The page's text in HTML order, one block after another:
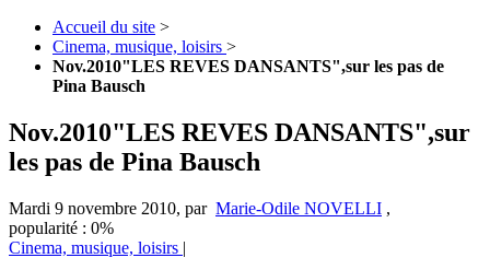
Accueil du site >
Cinema, musique, loisirs >
Nov.2010"LES REVES DANSANTS",sur les pas de
Pina Bausch
Nov.2010"LES REVES DANSANTS",sur
les pas de Pina Bausch
Mardi 9 novembre 2010, par Marie-Odile NOVELLI ,
popularité : 0%
Cinema, musique, loisirs |